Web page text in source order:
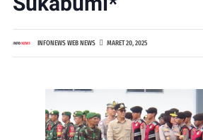
INFONEWS WEB NEWS MARET 20, 2025